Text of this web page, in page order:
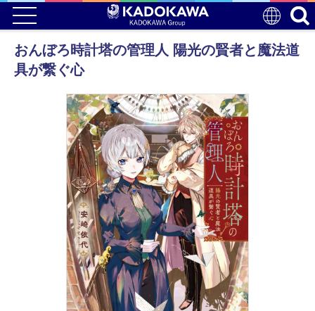
おんぼろ時計塔の管理人 陽光の賢者と魔法道
具が繋ぐ心